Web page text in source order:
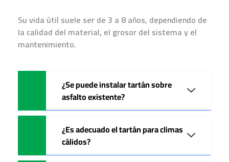
Su vida útil suele ser de 3 a 8 años, dependiendo de
la calidad del material, el grosor del sistema y el
mantenimiento.
¿Se puede instalar tartán sobre
asfalto existente?
¿Es adecuado el tartán para climas
cálidos?